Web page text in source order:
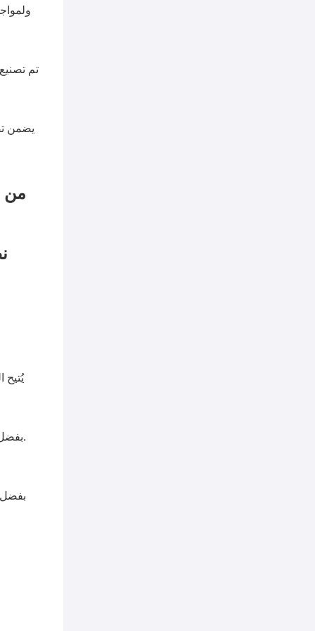
تم
يضمن
من
بفضل الجمع بين الأداء الموفر للطاقة والبنية الصناعية المتينة، يوفر هذا الحل تخفيضات كبيرة في نفقات التشغيل طوال فترة خدمة المعدات.